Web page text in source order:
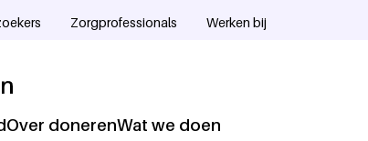
Zorgprofessionals Werken bij
Over donerenWat we doen